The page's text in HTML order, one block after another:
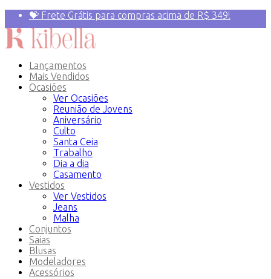
💝 Frete Grátis para compras acima de R$ 349!
Primeira compra? 10% OFF com o Cupom:
PRIMEIRAVEZ
Lançamentos
Mais Vendidos
Ocasiões
Ver Ocasiões
Reunião de Jovens
Aniversário
Culto
Santa Ceia
Trabalho
Dia a dia
Casamento
Vestidos
Ver Vestidos
Jeans
Malha
Conjuntos
Saias
Blusas
Modeladores
Acessórios